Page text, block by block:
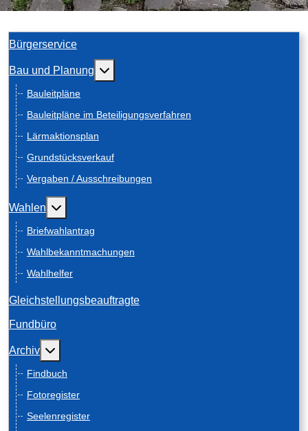
Bürgerservice
Bau und Planung Weitere Informationen: Bau und Planung
Bauleitpläne
Bauleitpläne im Beteiligungsverfahren
Lärmaktionsplan
Grundstücksverkauf
Vergaben / Ausschreibungen
Wahlen Weitere Informationen: Wahlen
Briefwahlantrag
Wahlbekanntmachungen
Wahlhelfer
Gleichstellungsbeauftragte
Fundbüro
Archiv Weitere Informationen: Archiv
Findbuch
Fotoregister
Seelenregister